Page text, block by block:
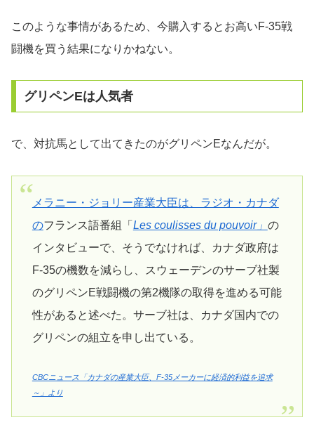
このような事情があるため、今購入するとお高いF-35戦
闘機を買う結果になりかねない。
グリペンEは人気者
で、対抗馬として出てきたのがグリペンEなんだが。
メラニー・ジョリー産業大臣は、ラジオ・カナダ
のフランス語番組「 Les coulisses du pouvoir」 の
インタビューで、そうでなければ、カナダ政府は
F-35の機数を減らし、スウェーデンのサーブ社製
のグリペンE戦闘機の第2機隊の取得を進める可能
性があると述べた。サーブ社は、カナダ国内での
グリペンの組立を申し出ている。
CBCニュース「カナダの産業大臣、F-35メーカーに経済的利益を追求
～」より